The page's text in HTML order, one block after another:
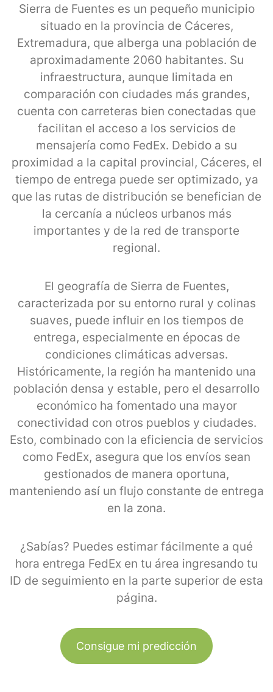
Sierra de Fuentes es un pequeño municipio
situado en la provincia de Cáceres,
Extremadura, que alberga una población de
aproximadamente 2060 habitantes. Su
infraestructura, aunque limitada en
comparación con ciudades más grandes,
cuenta con carreteras bien conectadas que
facilitan el acceso a los servicios de
mensajería como FedEx. Debido a su
proximidad a la capital provincial, Cáceres, el
tiempo de entrega puede ser optimizado, ya
que las rutas de distribución se benefician de
la cercanía a núcleos urbanos más
importantes y de la red de transporte
regional.
El geografía de Sierra de Fuentes,
caracterizada por su entorno rural y colinas
suaves, puede influir en los tiempos de
entrega, especialmente en épocas de
condiciones climáticas adversas.
Históricamente, la región ha mantenido una
población densa y estable, pero el desarrollo
económico ha fomentado una mayor
conectividad con otros pueblos y ciudades.
Esto, combinado con la eficiencia de servicios
como FedEx, asegura que los envíos sean
gestionados de manera oportuna,
manteniendo así un flujo constante de entrega
en la zona.
¿Sabías? Puedes estimar fácilmente a qué
hora entrega FedEx en tu área ingresando tu
ID de seguimiento en la parte superior de esta
página.
Consigue mi predicción